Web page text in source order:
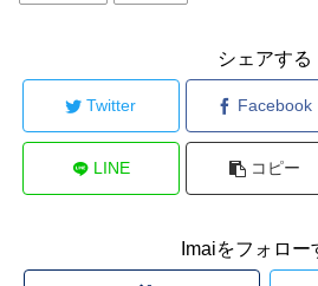
シェアする
Twitter Facebook
LINE コピー
Imaiをフォロー